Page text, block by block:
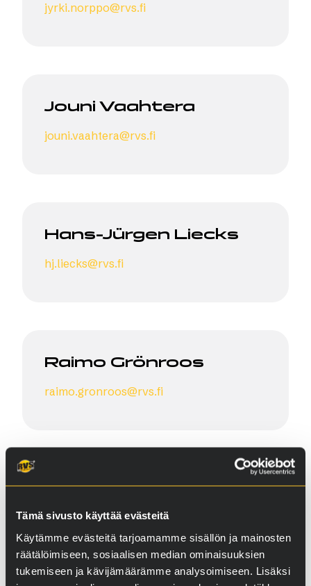
Tämä sivusto käyttää evästeitä
Käytämme evästeitä tarjoamamme sisällön ja mainosten
räätälöimiseen, sosiaalisen median ominaisuuksien
tukemiseen ja kävijämäärämme analysoimiseen. Lisäksi
jyrki.norppo@rvs.fi
Jouni Vaahtera
jouni.vaahtera@rvs.fi
Hans-Jürgen Liecks
hj.liecks@rvs.fi
Raimo Grönroos
raimo.gronroos@rvs.fi